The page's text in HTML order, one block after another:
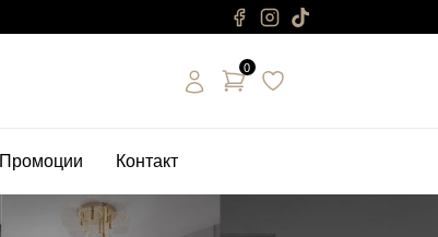
0
Промоции Контакт